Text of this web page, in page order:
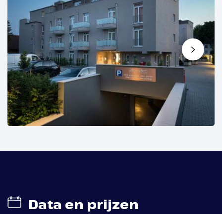
Data en prijzen